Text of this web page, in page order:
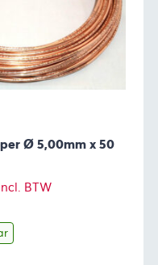
Ø 5,00mm x 50
BTW